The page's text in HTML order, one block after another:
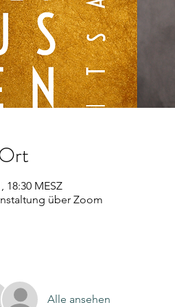
18:30 MESZ
über Zoom
Alle ansehen